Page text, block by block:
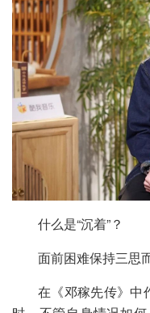
什么是“沉着”？
面前困难保持三思
在《邓稼先传》中